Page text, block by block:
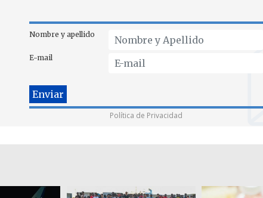
Nombre y apellido
E-mail
Política de Privacidad